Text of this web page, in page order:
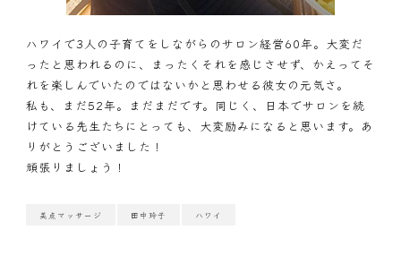
ハワイで3人の子育てをしながらのサロン経営60年。大変だ
ったと思われるのに、まったくそれを感じさせず、かえってそ
れを楽しんでいたのではないかと思わせる彼女の元気さ。
私も、まだ52年。まだまだです。同じく、日本でサロンを続
けている先生たちにとっても、大変励みになると思います。あ
りがとうございました！
頑張りましょう！
美点マッサージ 田中玲子 ハワイ